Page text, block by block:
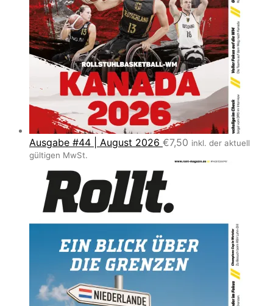
Ausgabe #44 | August 2026 €7,50 inkl. der aktuell
gültigen MwSt.